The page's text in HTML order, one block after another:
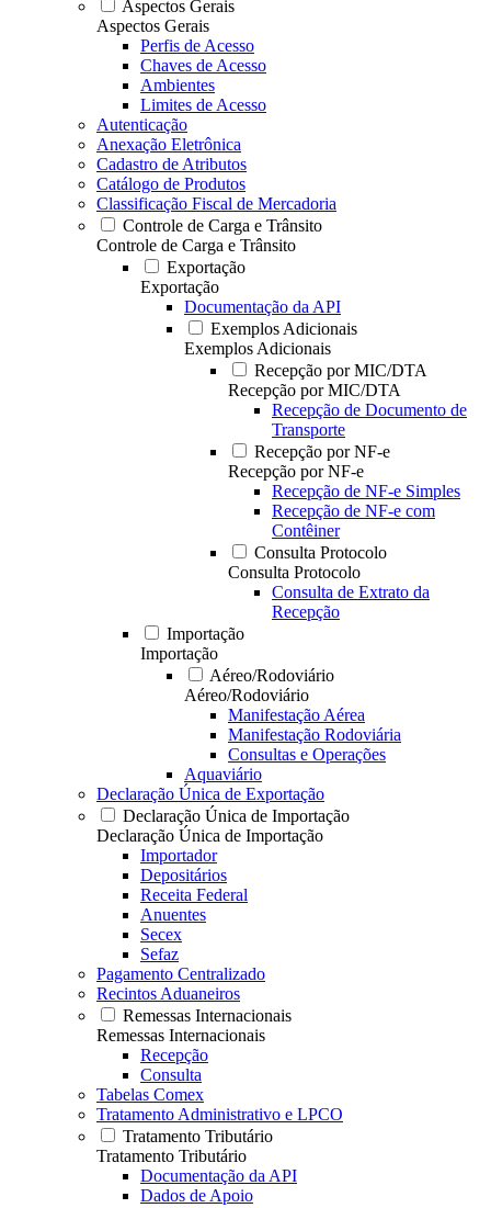
Aspectos Gerais
Aspectos Gerais
Perfis de Acesso
Chaves de Acesso
Ambientes
Limites de Acesso
Autenticação
Anexação Eletrônica
Cadastro de Atributos
Catálogo de Produtos
Classificação Fiscal de Mercadoria
Controle de Carga e Trânsito
Controle de Carga e Trânsito
Exportação
Exportação
Documentação da API
Exemplos Adicionais
Exemplos Adicionais
Recepção por MIC/DTA
Recepção por MIC/DTA
Recepção de Documento de
Transporte
Recepção por NF-e
Recepção por NF-e
Recepção de NF-e Simples
Recepção de NF-e com
Contêiner
Consulta Protocolo
Consulta Protocolo
Consulta de Extrato da
Recepção
Importação
Importação
Aéreo/Rodoviário
Aéreo/Rodoviário
Manifestação Aérea
Manifestação Rodoviária
Consultas e Operações
Aquaviário
Declaração Única de Exportação
Declaração Única de Importação
Declaração Única de Importação
Importador
Depositários
Receita Federal
Anuentes
Secex
Sefaz
Pagamento Centralizado
Recintos Aduaneiros
Remessas Internacionais
Remessas Internacionais
Recepção
Consulta
Tabelas Comex
Tratamento Administrativo e LPCO
Tratamento Tributário
Tratamento Tributário
Documentação da API
Dados de Apoio